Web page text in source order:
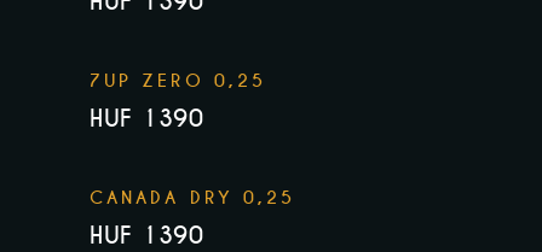
7UP ZERO 0,25
HUF 1390
CANADA DRY 0,25
HUF 1390